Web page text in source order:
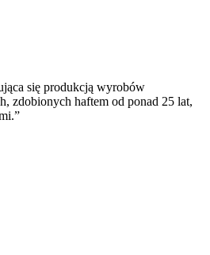
się produkcją wyrobów
zdobionych haftem od ponad 25 lat,